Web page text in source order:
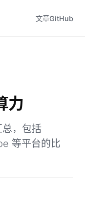
文章GitHub
力
，包括
等平台的比